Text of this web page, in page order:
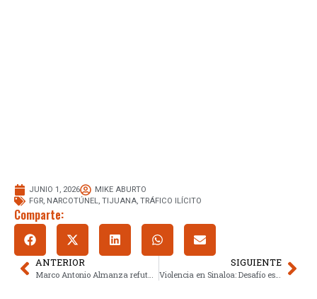
JUNIO 1, 2026
MIKE ABURTO
FGR, NARCOTÚNEL, TIJUANA, TRÁFICO ILÍCITO
Comparte:
ANTERIOR
Marco Antonio Almanza refuta su entrega a Estados Unidos desde Culiacán
SIGUIENTE
Violencia en Sinaloa: Desafío estadístico y muertes en ascenso